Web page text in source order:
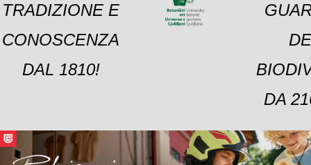
TRADIZIONE E
CONOSCENZA
DAL 1810!
DA